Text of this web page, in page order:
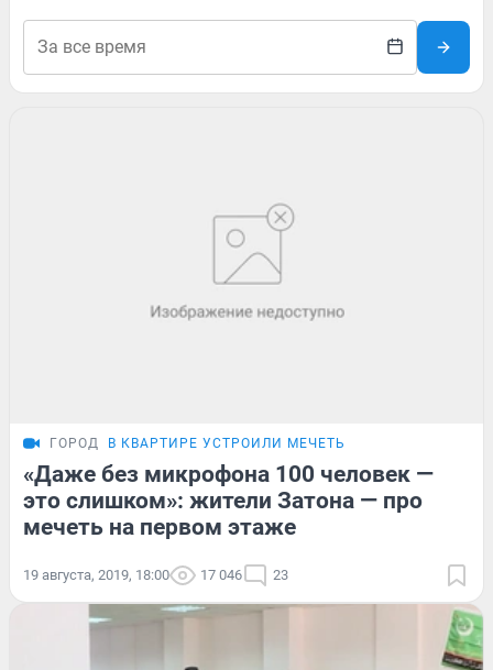
ГОРОД В КВАРТИРЕ УСТРОИЛИ МЕЧЕТЬ
«Даже без микрофона 100 человек —
это слишком»: жители Затона — про
мечеть на первом этаже
19 августа, 2019, 18:00 17 046 23